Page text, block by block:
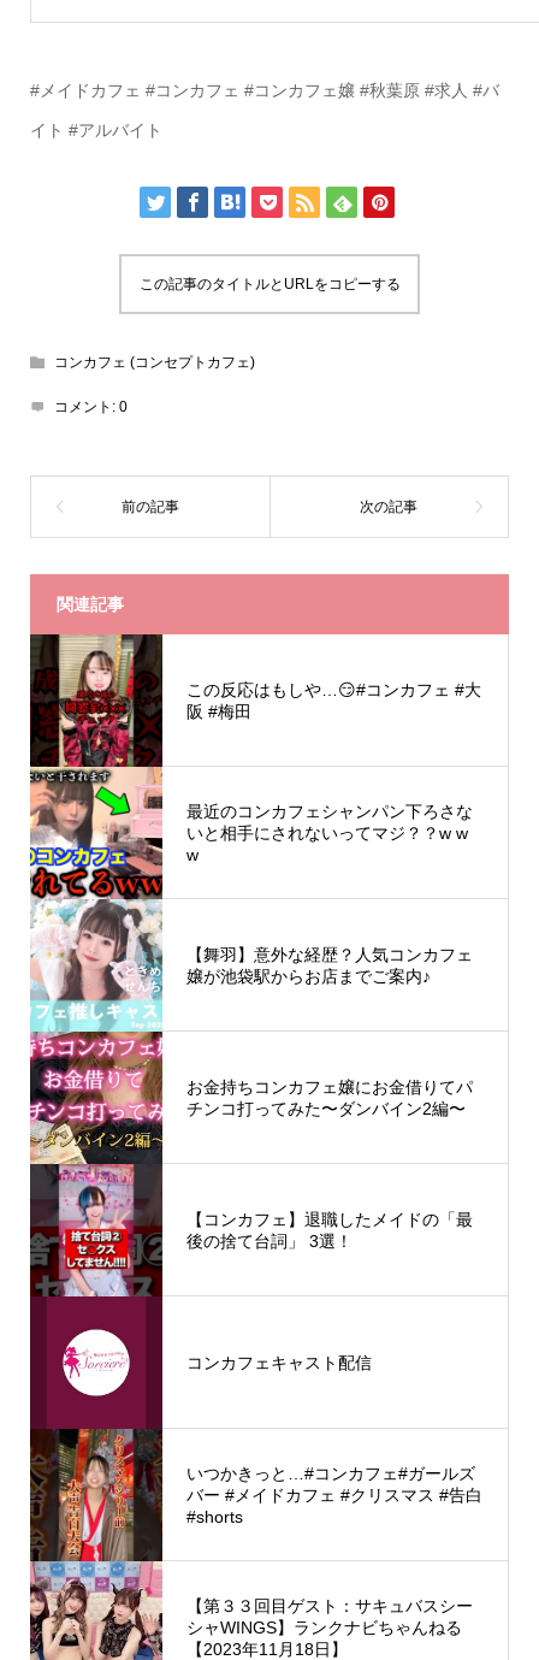
#メイドカフェ #コンカフェ #コンカフェ嬢 #秋葉原 #求人 #バ
イト #アルバイト
この記事のタイトルとURLをコピーする
コンカフェ (コンセプトカフェ)
コメント: 0
関連記事
この反応はもしや…😏#コンカフェ #大
阪 #梅田
最近のコンカフェシャンパン下ろさな
いと相手にされないってマジ？？w w
w
【舞羽】意外な経歴？人気コンカフェ
嬢が池袋駅からお店までご案内♪
お金持ちコンカフェ嬢にお金借りてパ
チンコ打ってみた〜ダンバイン2編〜
【コンカフェ】退職したメイドの「最
後の捨て台詞」 3選！
コンカフェキャスト配信
いつかきっと…#コンカフェ#ガールズ
バー #メイドカフェ #クリスマス #告白
#shorts
【第３３回目ゲスト：サキュバスシー
シャWINGS】ランクナビちゃんねる
【2023年11月18日】